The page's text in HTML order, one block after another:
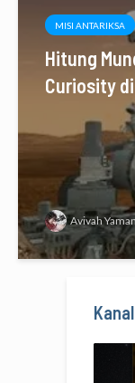
MISI ANTARIKSA
Hitung
Curiosity
Avivah